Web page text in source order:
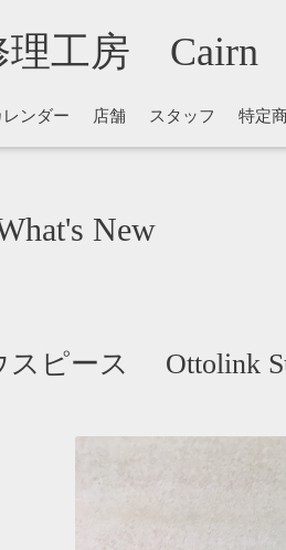
理工房 Cairn
ンダー 店舗 スタッフ 特定
New
ピース Ottolink